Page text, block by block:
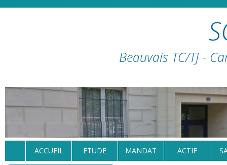
Beauvais TC/TJ -
ACCUEIL ETUDE MANDAT ACTIF